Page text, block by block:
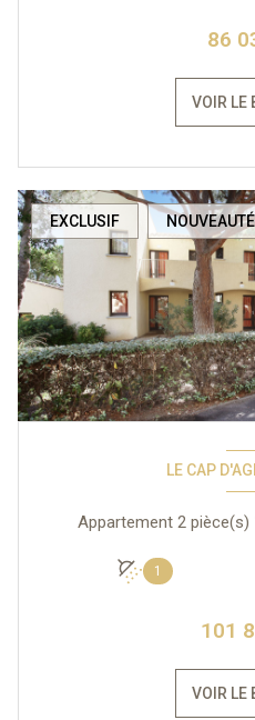
86
VOIR LE
EXCLUSIF NOUVEAUTÉ
LE CAP
1
101
VOIR LE